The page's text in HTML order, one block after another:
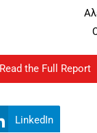
Read the Full Report
LinkedIn